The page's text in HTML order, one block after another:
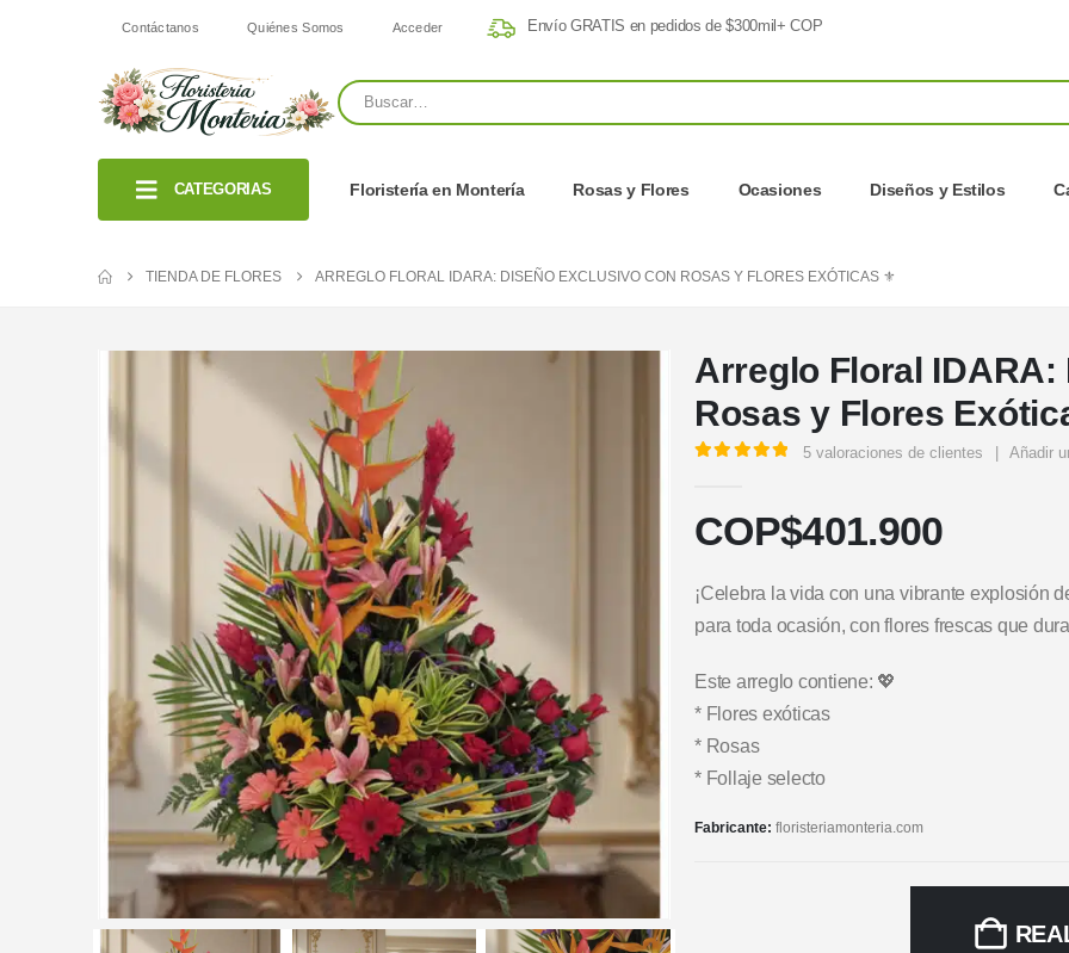
Contáctanos Quiénes Somos Acceder Envío GRATIS en pedidos de $300mil+ COP
CATEGORIAS Floristería en Montería Rosas y Flores Ocasiones Diseños y Estilos
TIENDA DE FLORES ARREGLO FLORAL IDARA: DISEÑO EXCLUSIVO CON ROSAS Y FLORES EXÓTICAS ⚜️
Arreglo Floral
Rosas y Flores
5 valoraciones de clientes Añadir
COP$401.900
¡Celebra la vida con una vibrante explosión
para toda ocasión, con flores frescas que
Este arreglo contiene: 💖
* Flores exóticas
* Rosas
* Follaje selecto
Fabricante: floristeriamonteria.com